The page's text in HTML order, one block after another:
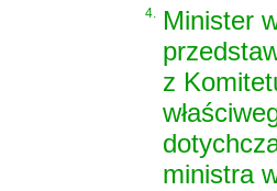
4. Minister
z
ministra